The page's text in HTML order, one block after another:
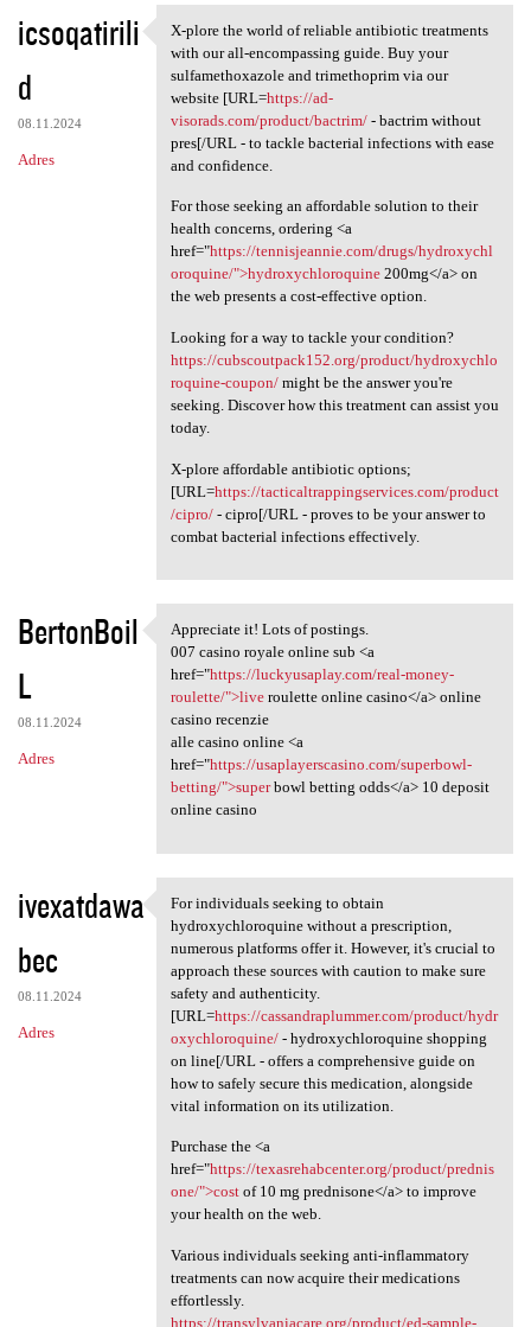
icsoqatirili
d
08.11.2024
Adres
X-plore the world of reliable
X-plore the world of reliable antibiotic treatments
with our all-encompassing guide. Buy your
sulfamethoxazole and trimethoprim via our
website [URL=https://ad-
visorads.com/product/bactrim/- bactrim without
pres[/URL - to tackle bacterial infections with ease
and confidence.
For those seeking an affordable solution to their
health concerns, ordering <a
href="https://tennisjeannie.com/drugs/hydroxychl
oroquine/">hydroxychloroquine200mg</a> on
the web presents a cost-effective option.
Looking for a way to tackle your condition?
https://cubscoutpack152.org/product/hydroxychlo
roquine-coupon/might be the answer you're
seeking. Discover how this treatment can assist you
today.
X-plore affordable antibiotic options;
[URL=https://tacticaltrappingservices.com/product
/cipro/- cipro[/URL - proves to be your answer to
combat bacterial infections effectively.
BertonBoil
L
08.11.2024
Adres
Appreciate it! Lots of
Appreciate it! Lots of postings.
007 casino royale online sub <a
href="https://luckyusaplay.com/real-money-
roulette/">liveroulette online casino</a> online
casino recenzie
alle casino online <a
href="https://usaplayerscasino.com/superbowl-
betting/">superbowl betting odds</a> 10 deposit
online casino
ivexatdawa
bec
08.11.2024
Adres
For individuals seeking to
For individuals seeking to obtain
hydroxychloroquine without a prescription,
numerous platforms offer it. However, it's crucial to
approach these sources with caution to make sure
safety and authenticity.
[URL=https://cassandraplummer.com/product/hydr
oxychloroquine/- hydroxychloroquine shopping
on line[/URL - offers a comprehensive guide on
how to safely secure this medication, alongside
vital information on its utilization.
Purchase the <a
href="https://texasrehabcenter.org/product/prednis
one/">costof 10 mg prednisone</a> to improve
your health on the web.
Various individuals seeking anti-inflammatory
treatments can now acquire their medications
effortlessly.
https://transylvaniacare.org/product/ed-sample-